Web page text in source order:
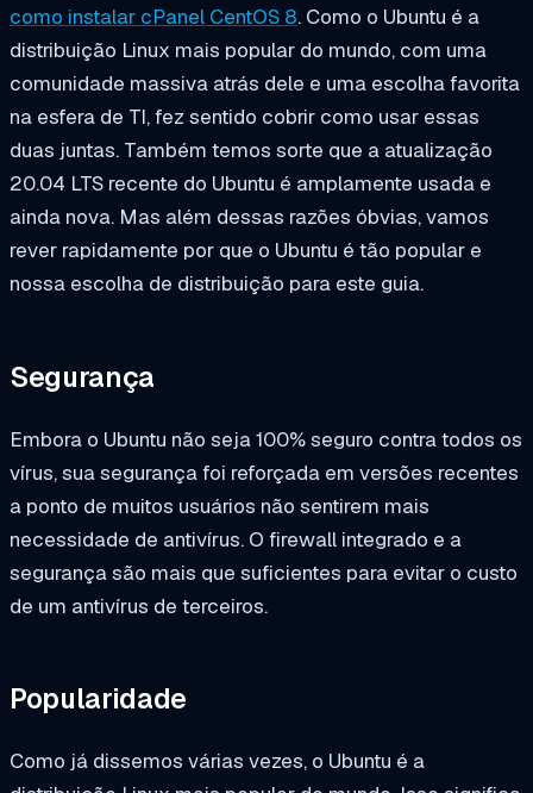
como instalar cPanel CentOS 8. Como o Ubuntu é a
distribuição Linux mais popular do mundo, com uma
comunidade massiva atrás dele e uma escolha favorita
na esfera de TI, fez sentido cobrir como usar essas
duas juntas. Também temos sorte que a atualização
20.04 LTS recente do Ubuntu é amplamente usada e
ainda nova. Mas além dessas razões óbvias, vamos
rever rapidamente por que o Ubuntu é tão popular e
nossa escolha de distribuição para este guia.
Segurança
Embora o Ubuntu não seja 100% seguro contra todos os
vírus, sua segurança foi reforçada em versões recentes
a ponto de muitos usuários não sentirem mais
necessidade de antivírus. O firewall integrado e a
segurança são mais que suficientes para evitar o custo
de um antivírus de terceiros.
Popularidade
Como já dissemos várias vezes, o Ubuntu é a